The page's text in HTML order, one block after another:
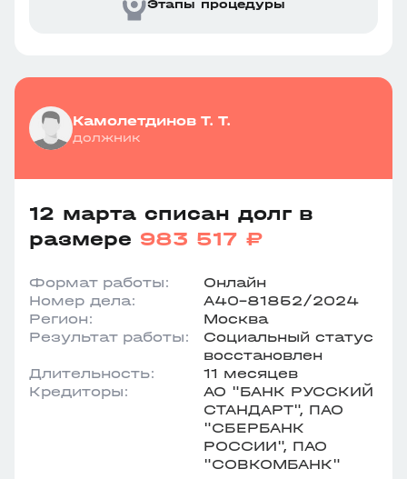
Этапы процедуры
Камолетдинов Т. Т.
должник
12 марта списан долг в
размере 983 517 ₽
Формат работы:
Онлайн
Номер дела:
А40-81852/2024
Регион:
Москва
Результат работы:
Социальный статус
восстановлен
Длительность:
11 месяцев
Кредиторы:
АО "БАНК РУССКИЙ
СТАНДАРТ", ПАО
"СБЕРБАНК
РОССИИ", ПАО
"СОВКОМБАНК"